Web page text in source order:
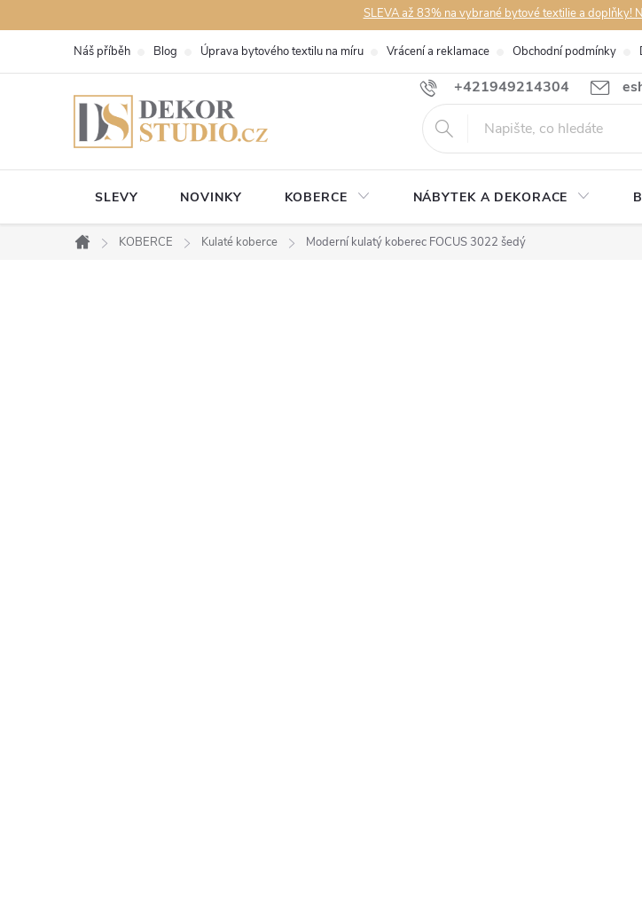
na
SLEVA až 83% na vybrané bytové textilie a doplňky!
+421949214304
Náš příběh Blog Úprava bytového textilu na míru Vrácení a reklamace Obchodní podmínky
SLEVY NOVINKY KOBERCE NÁBYTEK A DEKORACE
Domů
KOBERCE Kulaté koberce Moderní kulatý koberec FOCUS 3022 šedý